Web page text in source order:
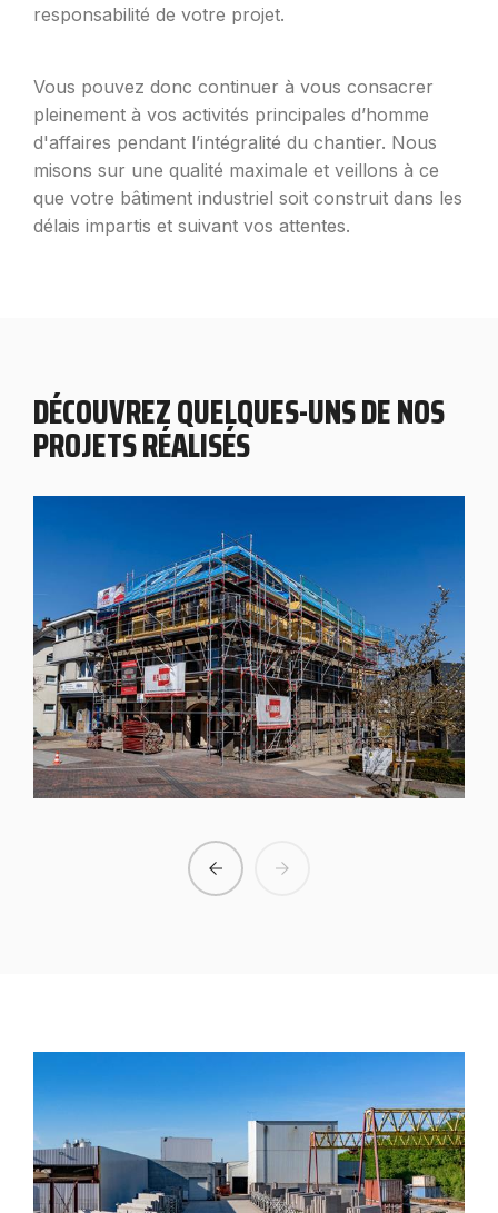
responsabilité de votre projet.
Vous pouvez donc continuer à vous consacrer
pleinement à vos activités principales d’homme
d'affaires pendant l’intégralité du chantier. Nous
misons sur une qualité maximale et veillons à ce
que votre bâtiment industriel soit construit dans les
délais impartis et suivant vos attentes.
DÉCOUVREZ QUELQUES-UNS DE NOS
PROJETS RÉALISÉS
RÉNOVATION INTÉGRALE ET AGRANDISSEMENT